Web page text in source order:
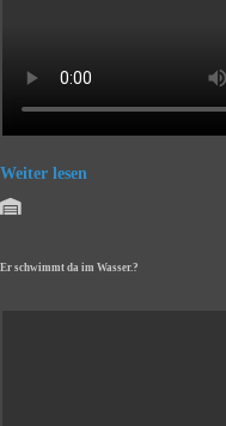
Weiter lesen
Er schwimmt da im Wasser.?